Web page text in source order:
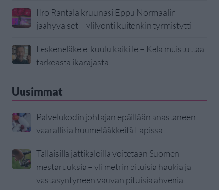
IIro Rantala kruunasi Eppu Normaalin
jäähyväiset – ylilyönti kuitenkin tyrmistytti
Leskeneläke ei kuulu kaikille – Kela muistuttaa
tärkeästä ikärajasta
Uusimmat
Palvelukodin johtajan epäillään anastaneen
vaarallisia huumelääkkeitä Lapissa
Tällaisilla jättikaloilla voitetaan Suomen
mestaruuksia – yli metrin pituisia haukia ja
vastasyntyneen vauvan pituisia ahvenia